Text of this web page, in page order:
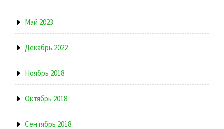
Май 2023
Декабрь 2022
Ноябрь 2018
Октябрь 2018
Сентябрь 2018